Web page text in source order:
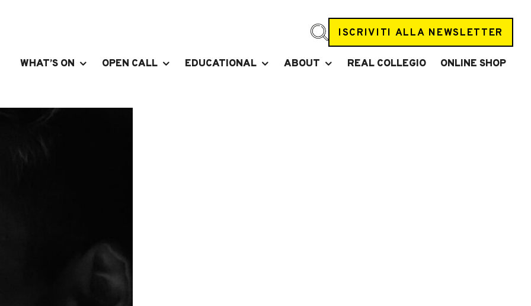
ISCRIVITI ALLA NEWSLETTER
WHAT’S ON OPEN CALL EDUCATIONAL ABOUT REAL COLLEGIO ONLINE SHOP